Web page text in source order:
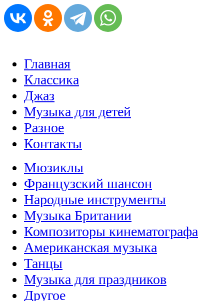
Главная
Классика
Джаз
Музыка для детей
Разное
Контакты
Мюзиклы
Французский шансон
Народные инструменты
Музыка Британии
Композиторы кинематографа
Американская музыка
Танцы
Музыка для праздников
Другое